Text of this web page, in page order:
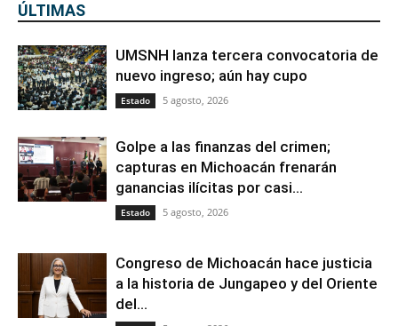
ÚLTIMAS
UMSNH lanza tercera convocatoria de
nuevo ingreso; aún hay cupo
Estado 5 agosto, 2026
Golpe a las finanzas del crimen;
capturas en Michoacán frenarán
ganancias ilícitas por casi...
Estado 5 agosto, 2026
Congreso de Michoacán hace justicia
a la historia de Jungapeo y del Oriente
del...